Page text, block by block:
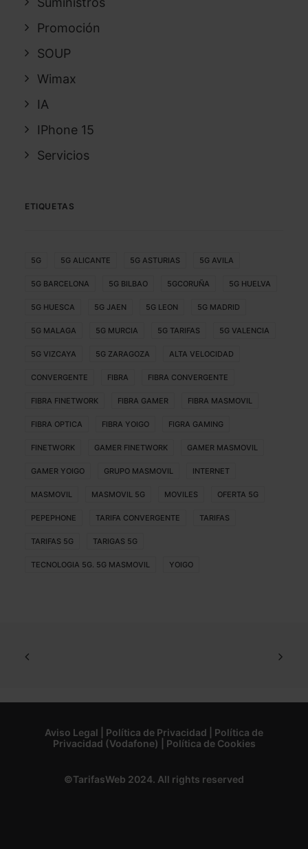
Promoción
SOUP
Wimax
IA
IPhone 15
Servicios
ETIQUETAS
5G 5G ALICANTE 5G ASTURIAS 5G AVILA
5G BARCELONA 5G BILBAO 5GCORUÑA 5G HUELVA
5G HUESCA 5G JAEN 5G LEON 5G MADRID
5G MALAGA 5G MURCIA 5G TARIFAS 5G VALENCIA
5G VIZCAYA 5G ZARAGOZA ALTA VELOCIDAD
CONVERGENTE FIBRA FIBRA CONVERGENTE
FIBRA FINETWORK FIBRA GAMER FIBRA MASMOVIL
FIBRA OPTICA FIBRA YOIGO FIGRA GAMING
FINETWORK GAMER FINETWORK GAMER MASMOVIL
GAMER YOIGO GRUPO MASMOVIL INTERNET
MASMOVIL MASMOVIL 5G MOVILES OFERTA 5G
PEPEPHONE TARIFA CONVERGENTE TARIFAS
TARIFAS 5G TARIGAS 5G
TECNOLOGIA 5G. 5G MASMOVIL YOIGO
Aviso Legal Política de Privacidad
Política de
Privacidad (Vodafone)
Política de Cookies
©TarifasWeb 2024. All rights reserved